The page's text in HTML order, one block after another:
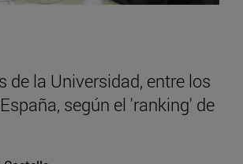
de la Universidad, entre los
según el 'ranking' de